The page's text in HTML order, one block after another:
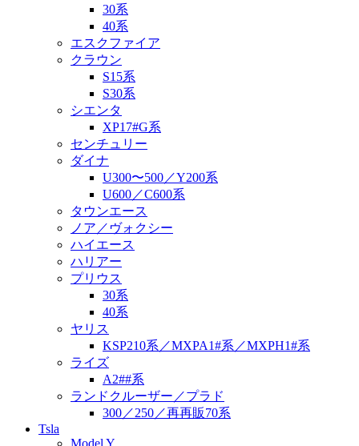
30系
40系
エスクファイア
クラウン
S15系
S30系
シエンタ
XP17#G系
センチュリー
ダイナ
U300〜500／Y200系
U600／C600系
タウンエース
ノア／ヴォクシー
ハイエース
ハリアー
プリウス
30系
40系
ヤリス
KSP210系／MXPA1#系／MXPH1#系
ライズ
A2##系
ランドクルーザー／プラド
300／250／再再販70系
Tsla
Model Y